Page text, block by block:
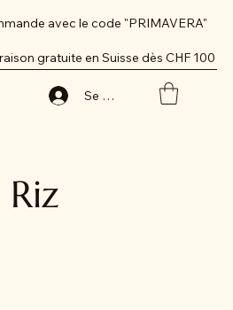
Se connecter
gratuite en Suisse dès CHF 100
avec le code "PRIMAVERA"
Riz